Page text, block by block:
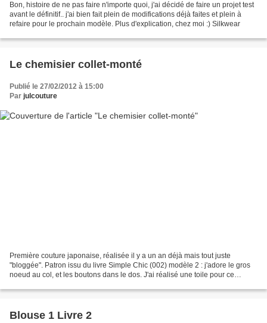
Bon, histoire de ne pas faire n'importe quoi, j'ai décidé de faire un projet test
avant le définitif.. j'ai bien fait plein de modifications déjà faites et plein à
refaire pour le prochain modèle. Plus d'explication, chez moi :) Silkwear
Le chemisier collet-monté
Publié le 27/02/2012 à 15:00
Par julcouture
Première couture japonaise, réalisée il y a un an déjà mais tout juste
"bloggée". Patron issu du livre Simple Chic (002) modèle 2 : j'adore le gros
noeud au col, et les boutons dans le dos. J'ai réalisé une toile pour ce
Blouse 1 Livre 2